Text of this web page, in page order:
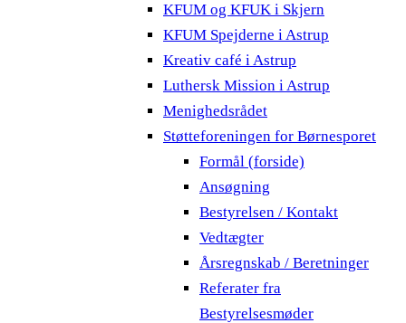
KFUM og KFUK i Skjern
KFUM Spejderne i Astrup
Kreativ café i Astrup
Luthersk Mission i Astrup
Menighedsrådet
Støtteforeningen for Børnesporet
Formål (forside)
Ansøgning
Bestyrelsen / Kontakt
Vedtægter
Årsregnskab / Beretninger
Referater fra
Bestyrelsesmøder